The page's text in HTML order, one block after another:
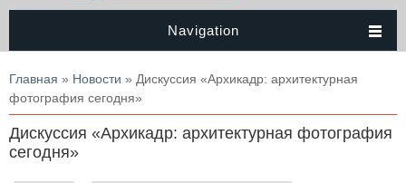
Navigation
Вы здесь
Главная » Новости » Дискуссия «Архикадр: архитектурная
фотография сегодня»
Дискуссия «Архикадр: архитектурная фотография
сегодня»